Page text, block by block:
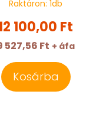
Raktáron: 1db
100,00 Ft
527,56 Ft + áfa
Kosárba